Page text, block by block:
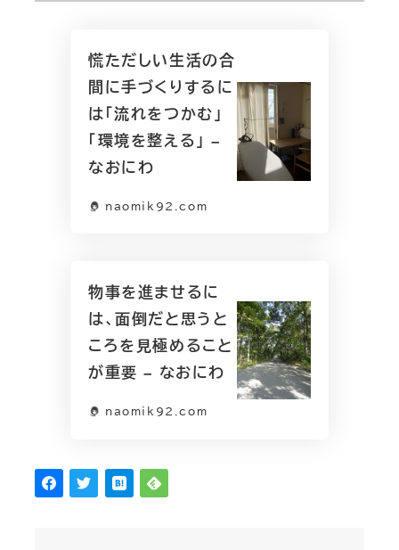
慌ただしい生活の合
間に手づくりするに
は「流れをつかむ」
「環境を整える」 –
なおにわ
naomik92.com
物事を進ませるに
は、面倒だと思うと
ころを見極めること
が重要 – なおにわ
naomik92.com